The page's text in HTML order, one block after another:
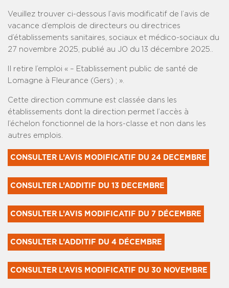
Veuillez trouver ci-dessous l’avis modificatif de l’avis de
vacance d’emplois de directeurs ou directrices
d’établissements sanitaires, sociaux et médico-sociaux du
27 novembre 2025, publié au JO du 13 décembre 2025..
Il retire l’emploi « – Etablissement public de santé de
Lomagne à Fleurance (Gers) ; ».
Cette direction commune est classée dans les
établissements dont la direction permet l’accès à
l’échelon fonctionnel de la hors-classe et non dans les
autres emplois.
CONSULTER L’AVIS MODIFICATIF DU 24 DECEMBRE
CONSULTER L’ADDITIF DU 13 DECEMBRE
CONSULTER L’AVIS MODIFICATIF DU 7 DÉCEMBRE
CONSULTER L’ADDITIF DU 4 DÉCEMBRE
CONSULTER L’AVIS MODIFICATIF DU 30 NOVEMBRE